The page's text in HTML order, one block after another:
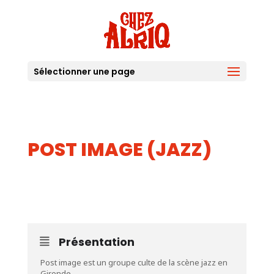
Sélectionner une page
POST IMAGE (JAZZ)
Présentation
Post image est un groupe culte de la scène jazz en